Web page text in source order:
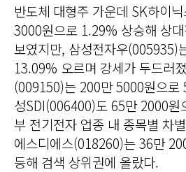
반도체 대형주 가운데 SK하이
3000원으로 1.29% 상승해 상
보였지만, 삼성전자우(005935)
13.09% 오르며 강세가 두드러
(009150)는 200만 5000원으로
성SDI(006400)도 65만 2000원
부 전기전자 업종 내 종목별 차
에스디에스(018260)는 36만
등해 검색 상위권에 올랐다.